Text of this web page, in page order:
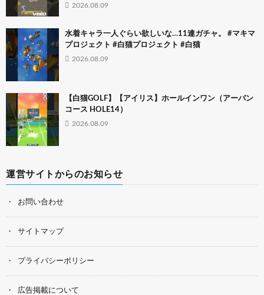
2026.08.09
水着キャラ一人ぐらい欲しいな…11連ガチャ。 #マキマ
プロジェクト #白猫プロジェクト #白猫
2026.08.09
【白猫GOLF】【アイリス】ホールインワン（アーバン
コース HOLE14）
2026.08.09
運営サイトからのお知らせ
お問い合わせ
サイトマップ
プライバシーポリシー
広告掲載について